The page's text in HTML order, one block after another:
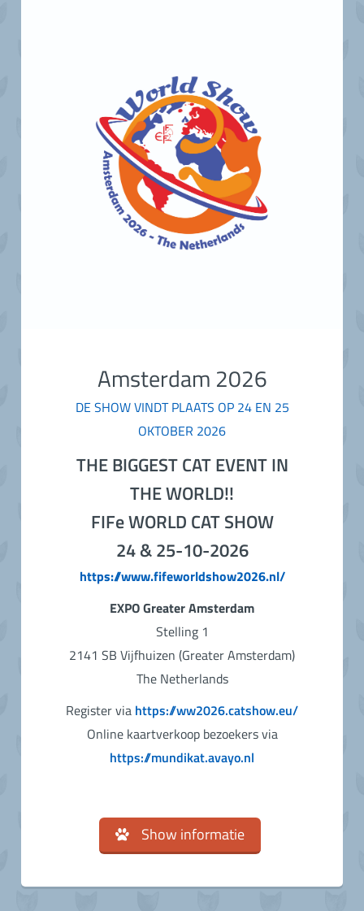
Amsterdam 2026
DE SHOW VINDT PLAATS OP 24 EN 25
OKTOBER 2026
THE BIGGEST CAT EVENT IN
THE WORLD!!
FIFe WORLD CAT SHOW
24 & 25-10-2026
https://www.fifeworldshow2026.nl/
EXPO Greater Amsterdam
Stelling 1
2141 SB Vijfhuizen (Greater Amsterdam)
The Netherlands
Register via https://ww2026.catshow.eu/
Online kaartverkoop bezoekers via
https://mundikat.avayo.nl
Show informatie